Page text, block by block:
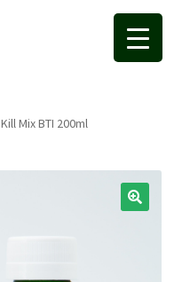
Kill Mix BTI 200ml